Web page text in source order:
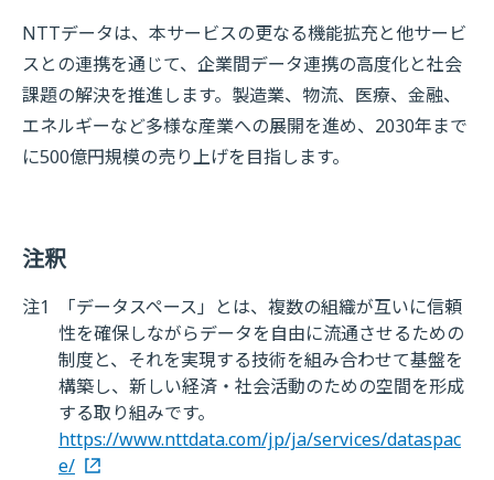
NTTデータは、本サービスの更なる機能拡充と他サービ
スとの連携を通じて、企業間データ連携の高度化と社会
課題の解決を推進します。製造業、物流、医療、金融、
エネルギーなど多様な産業への展開を進め、2030年まで
に500億円規模の売り上げを目指します。
注釈
注1
「データスペース」とは、複数の組織が互いに信頼
性を確保しながらデータを自由に流通させるための
制度と、それを実現する技術を組み合わせて基盤を
構築し、新しい経済・社会活動のための空間を形成
する取り組みです。
https://www.nttdata.com/jp/ja/services/dataspac
e/